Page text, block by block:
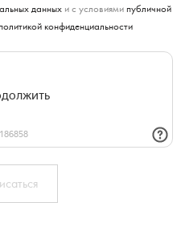
данныхи с условиями публичной
конфиденциальности